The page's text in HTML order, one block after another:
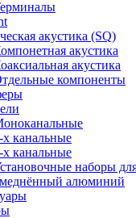
акустика (SQ)
акустика
акустика
компоненты
х канальные
х канальные
наборы
алюминий